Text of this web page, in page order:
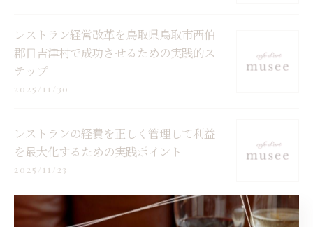
レストラン経営改革を鳥取県鳥取市西伯
郡日吉津村で成功させるための実践的ス
テップ
2025/11/30
レストランの経費を正しく管理して利益
を最大化するための実践ポイント
2025/11/23
レストランで充実ディナーを楽しむ鳥取県